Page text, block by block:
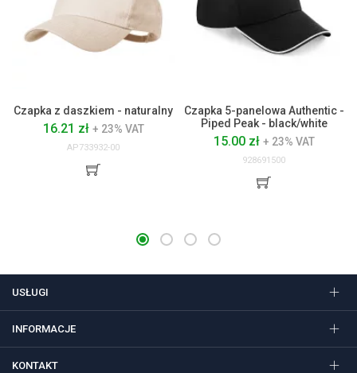
Czapka z daszkiem - naturalny
16.21 zł + 23% VAT
AP733932-00
Czapka 5-panelowa Authentic -
Piped Peak - black/white
15.00 zł + 23% VAT
928691500
USŁUGI
INFORMACJE
KONTAKT